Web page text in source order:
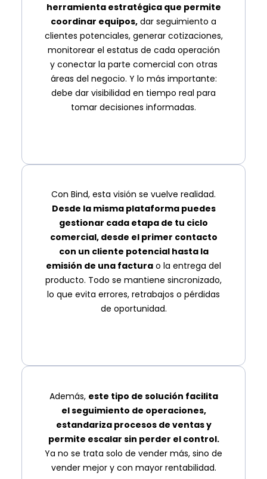
herramienta estratégica que permite
coordinar equipos, dar seguimiento a
clientes potenciales, generar cotizaciones,
monitorear el estatus de cada operación
y conectar la parte comercial con otras
áreas del negocio. Y lo más importante:
debe dar visibilidad en tiempo real para
tomar decisiones informadas.
Con Bind, esta visión se vuelve realidad.
Desde la misma plataforma puedes
gestionar cada etapa de tu ciclo
comercial, desde el primer contacto
con un cliente potencial hasta la
emisión de una factura o la entrega del
producto. Todo se mantiene sincronizado,
lo que evita errores, retrabajos o pérdidas
de oportunidad.
Además, este tipo de solución facilita
el seguimiento de operaciones,
estandariza procesos de ventas y
permite escalar sin perder el control.
Ya no se trata solo de vender más, sino de
vender mejor y con mayor rentabilidad.